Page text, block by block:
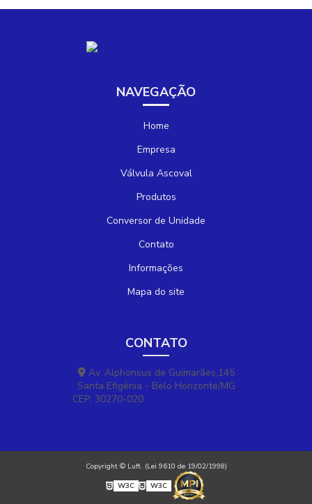
Manual de Instalação e Manutenção de Pressostato e Termostato
Catálogo Conexões e AcessóriosNAVEGAÇÃO
Home
Empresa
Válvula Ascoval
Produtos
Conversor de Unidade
Contato
Informações
Mapa do site
CONTATO
Av. Alphonsus de Guimarães,145
Santa Efigênia - Belo Horizonte/MG
CEP: 30270-020
Copyright © Luft. (Lei 9610 de 19/02/1998)
W3C
W3C